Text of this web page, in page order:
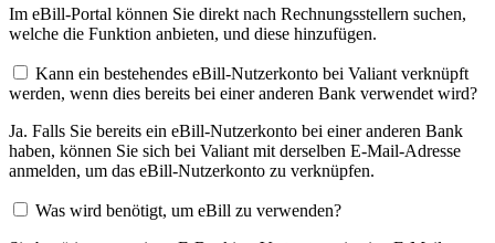
Im eBill-Portal können Sie direkt nach Rechnungsstellern suchen,
welche die Funktion anbieten, und diese hinzufügen.
Kann ein bestehendes eBill-Nutzerkonto bei Valiant verknüpft
werden, wenn dies bereits bei einer anderen Bank verwendet wird?
Ja. Falls Sie bereits ein eBill-Nutzerkonto bei einer anderen Bank
haben, können Sie sich bei Valiant mit derselben E-Mail-Adresse
anmelden, um das eBill-Nutzerkonto zu verknüpfen.
Was wird benötigt, um eBill zu verwenden?